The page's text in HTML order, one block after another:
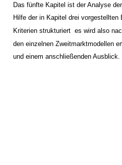
Das fünfte Kapitel ist der Analyse
Hilfe der in Kapitel drei
Kriterien strukturiert ­ es wird also
den einzelnen Zweitmarktmodellen
und einem anschließenden Ausblick.